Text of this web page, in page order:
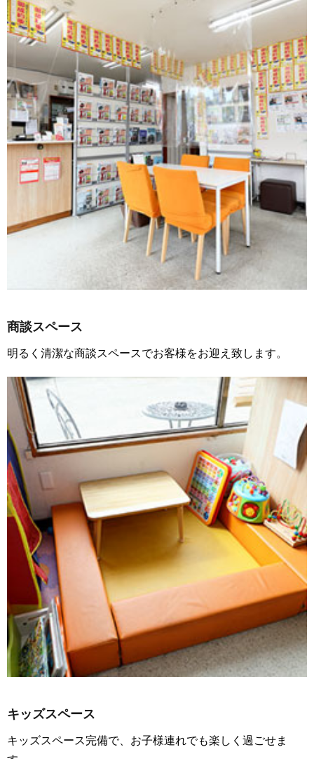
商談スペース
明るく清潔な商談スペースでお客様をお迎え致します。
キッズスペース
キッズスペース完備で、お子様連れでも楽しく過ごせま